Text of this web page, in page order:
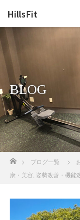
HillsFit
BLOG
ブログ一覧
康・美容, 姿勢改善・機能